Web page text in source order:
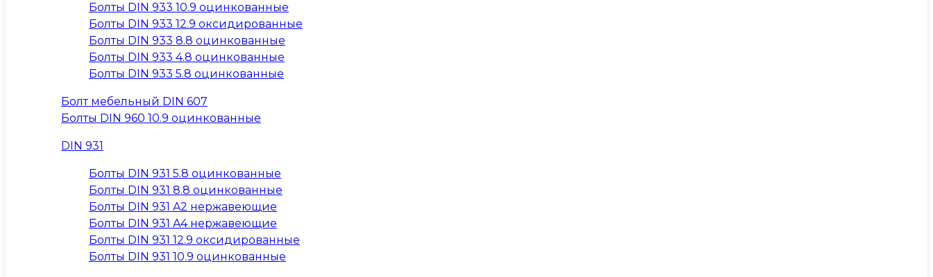
Болты DIN 933 10.9 оцинкованные
Болты DIN 933 12.9 оксидированные
Болты DIN 933 8.8 оцинкованные
Болты DIN 933 4.8 оцинкованные
Болты DIN 933 5.8 оцинкованные
Болт мебельный DIN 607
Болты DIN 960 10.9 оцинкованные
DIN 931
Болты DIN 931 5.8 оцинкованные
Болты DIN 931 8.8 оцинкованные
Болты DIN 931 A2 нержавеющие
Болты DIN 931 A4 нержавеющие
Болты DIN 931 12.9 оксидированные
Болты DIN 931 10.9 оцинкованные